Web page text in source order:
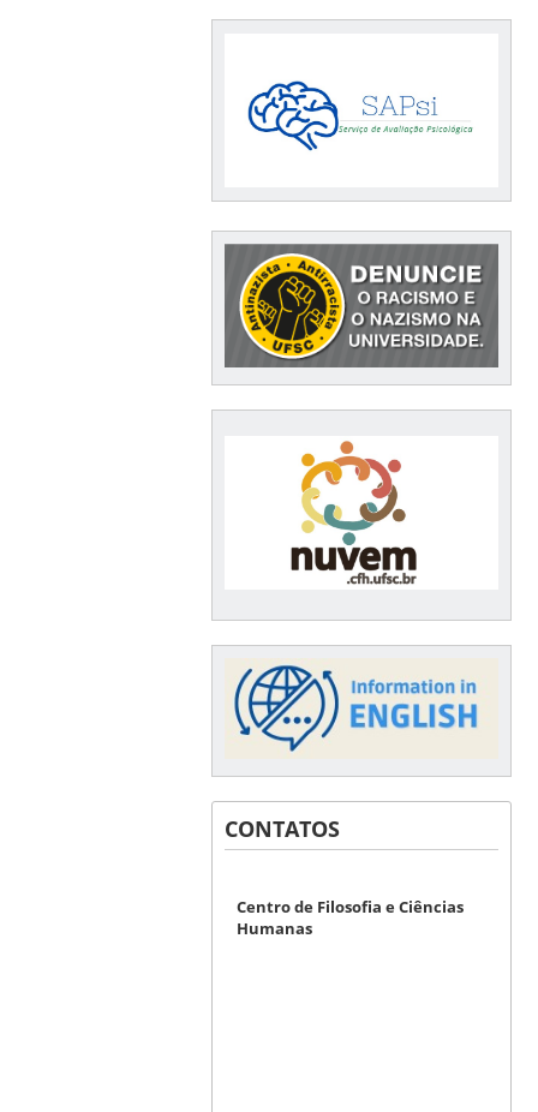
CONTATOS
Centro de Filosofia e Ciências
Humanas